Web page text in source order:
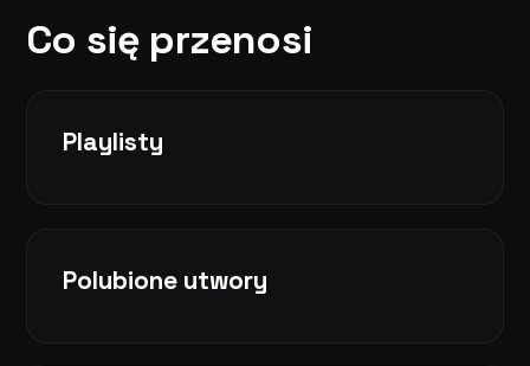
Co się przenosi
Playlisty
Polubione utwory